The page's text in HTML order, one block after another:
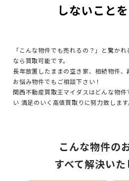
しないこと
「こんな物件でも売れるの？」と驚か
なら買取可能です。
長年放置したままの空き家、相続物件
お悩み物件でもご相談下さい！
関西不動産買取王マイダスはどんな物
い 満足のいく高値買取りに努力致します
こんな物件の
すべて解決いた